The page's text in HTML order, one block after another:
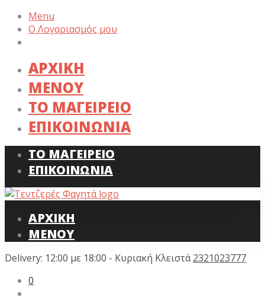
Menu
Ο Λογαριασμός μου
ΑΡΧΙΚΗ
ΜΕΝΟΥ
ΤΟ ΜΑΓΕΙΡΕΙΟ
ΕΠΙΚΟΙΝΩΝΙΑ
ΤΟ ΜΑΓΕΙΡΕΙΟ
ΕΠΙΚΟΙΝΩΝΙΑ
ΑΡΧΙΚΗ
ΜΕΝΟΥ
Delivery: 12:00 με 18:00 - Κυριακή Κλειστά2321023777
0